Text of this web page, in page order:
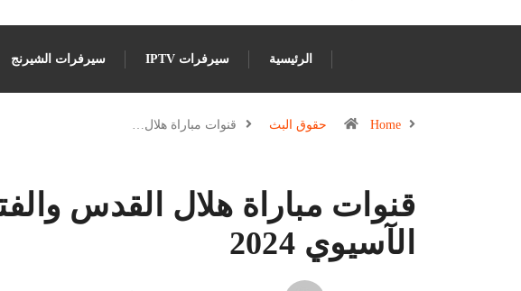
الرئيسية سيرفرات IPTV سيرفرات الشيرنج
Home حقوق البث قنوات مباراة هلال…
قنوات مباراة هلال القدس
الآسيوي 2024